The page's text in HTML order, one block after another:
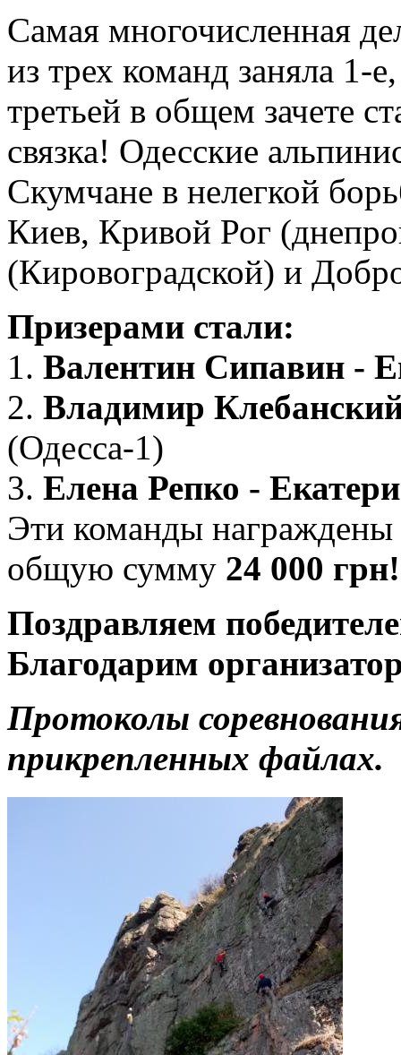
Самая многочисленная
из трех команд заняла 1-
третьей в общем зачете
связка! Одесские
Скумчане в нелегкой
Киев, Кривой Рог
(Кировоградской) и
Призерами стали:
1. Валентин Сипавин -
2. Владимир
(Одесса-1)
3. Елена Репко -
Эти команды
общую сумму 24 000
Поздравляем
Благодарим
Протоколы
прикрепленных файлах.